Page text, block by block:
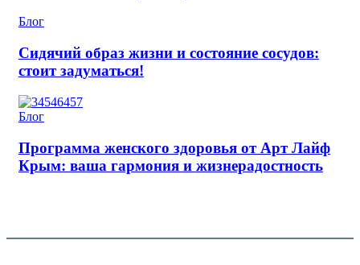
Блог
Сидячий образ жизни и состояние сосудов:
стоит задуматься!
Блог
Программа женского здоровья от Арт Лайф
Крым: ваша гармония и жизнерадостность